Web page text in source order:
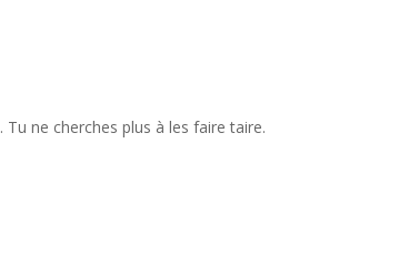
. Tu ne cherches plus à les faire taire.